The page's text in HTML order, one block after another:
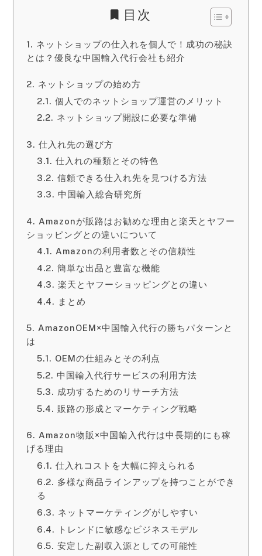
目次
ネットショップの仕入れを個人で！成功の秘訣
とは？優良な中国輸入代行会社も紹介
ネットショップの始め方
個人でのネットショップ運営のメリット
ネットショップ開設に必要な準備
仕入れ先の選び方
仕入れの種類とその特色
信頼できる仕入れ先を見つける方法
中国輸入総合研究所
Amazonが販路はお勧めな理由と楽天とヤフー
ショッピングとの違いについて
Amazonの利用者数とその信頼性
簡単な出品と豊富な機能
楽天とヤフーショッピングとの違い
まとめ
AmazonOEM×中国輸入代行の勝ちパターンと
は
OEMの仕組みとその利点
中国輸入代行サービスの利用方法
成功するためのリサーチ方法
販路の形成とマーケティング戦略
Amazon物販×中国輸入代行は中長期的にも稼
げる理由
仕入れコストを大幅に抑えられる
多様な商品ラインアップを持つことができ
る
ネットマーケティングがしやすい
トレンドに敏感なビジネスモデル
安定した副収入源としての可能性